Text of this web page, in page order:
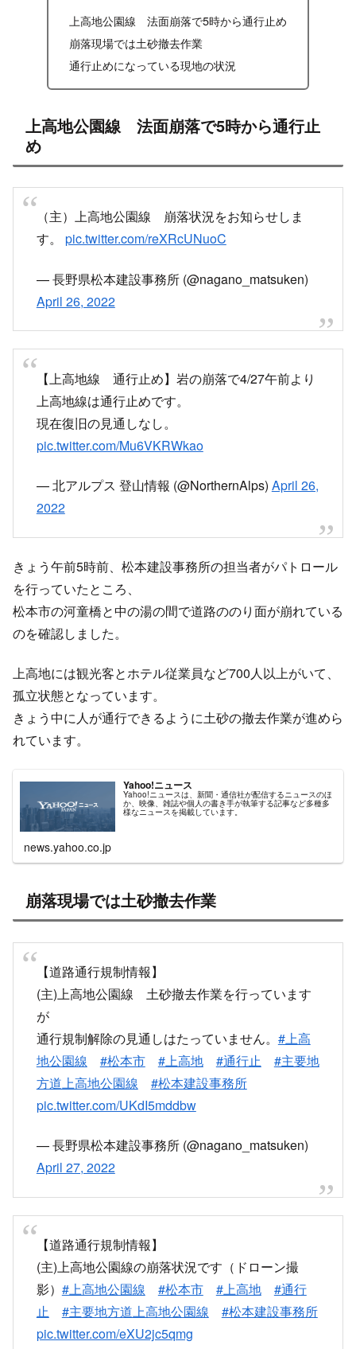
上高地公園線 法面崩落で5時から通行止め
崩落現場では土砂撤去作業
通行止めになっている現地の状況
上高地公園線 法面崩落で5時から通行止
め
（主）上高地公園線 崩落状況をお知らせしま
す。 pic.twitter.com/reXRcUNuoC
— 長野県松本建設事務所 (@nagano_matsuken)
April 26, 2022
【上高地線 通行止め】岩の崩落で4/27午前より
上高地線は通行止めです。
現在復旧の見通しなし。
— 北アルプス 登山情報 (@NorthernAlps)
きょう午前5時前、松本建設事務所の担当者がパトロール
を行っていたところ、
松本市の河童橋と中の湯の間で道路ののり面が崩れている
上高地には観光客とホテル従業員など700人以上がいて、
孤立状態となっています。
きょう中に人が通行できるように土砂の撤去作業が進めら
Yahoo!ニュース
Yahoo!ニュースは、新聞・通信社が配信するニュースのほ
か、映像、雑誌や個人の書き手が執筆する記事など多種多
news.yahoo.co.jp
崩落現場では土砂撤去作業
【道路通行規制情報】
(主)上高地公園線 土砂撤去作業を行っています
が
通行規制解除の見通しはたっていません。#上高
地公園線
#松本市 #上高地 #通行止
方道上高地公園線
#松本建設事務所
— 長野県松本建設事務所 (@nagano_matsuken)
【道路通行規制情報】
(主)上高地公園線の崩落状況です（ドローン撮
影）#上高地公園線 #松本市 #上高地
#通行
止
#主要地方道上高地公園線